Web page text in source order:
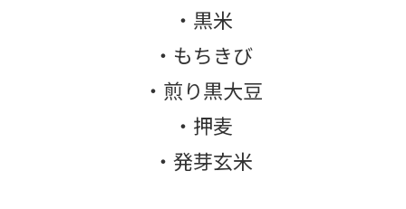
・黒米
・もちきび
・煎り黒大豆
・押麦
・発芽玄米